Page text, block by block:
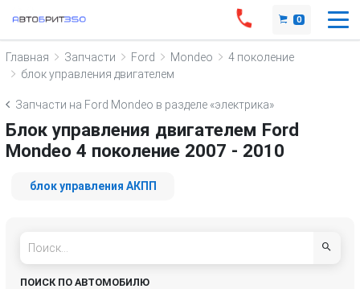
0
Главная Запчасти Ford Mondeo
4 поколение
блок управления двигателем
Запчасти на Ford Mondeo в разделе «электрика»
Блок управления двигателем Ford
Mondeo 4 поколение 2007 - 2010
блок управления АКПП
ПОИСК ПО АВТОМОБИЛЮ